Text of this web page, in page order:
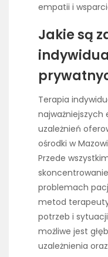
empatii i
Jakie są
Terapia
uzależnień
ośrodki w
Przede
problemach
metod
potrzeb i
możliwe jest
uzależnienia